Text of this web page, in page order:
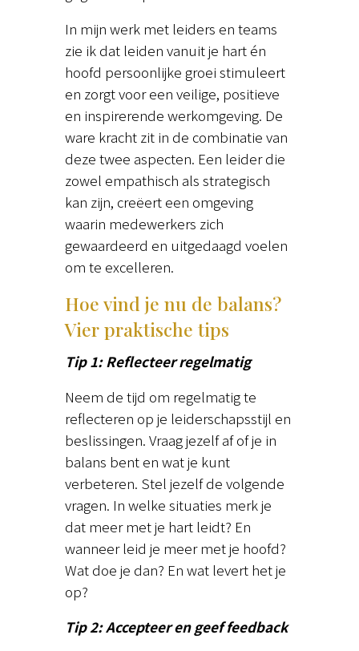
In mijn werk met leiders en teams
zie ik dat leiden vanuit je hart én
hoofd persoonlijke groei stimuleert
en zorgt voor een veilige, positieve
en inspirerende werkomgeving. De
ware kracht zit in de combinatie van
deze twee aspecten. Een leider die
zowel empathisch als strategisch
kan zijn, creëert een omgeving
waarin medewerkers zich
gewaardeerd en uitgedaagd voelen
om te excelleren.
Hoe vind je nu de balans?
Vier praktische tips
Tip 1: Reflecteer regelmatig
Neem de tijd om regelmatig te
reflecteren op je leiderschapsstijl en
beslissingen. Vraag jezelf af of je in
balans bent en wat je kunt
verbeteren. Stel jezelf de volgende
vragen. In welke situaties merk je
dat meer met je hart leidt? En
wanneer leid je meer met je hoofd?
Wat doe je dan? En wat levert het je
op?
Tip 2: Accepteer en geef feedback